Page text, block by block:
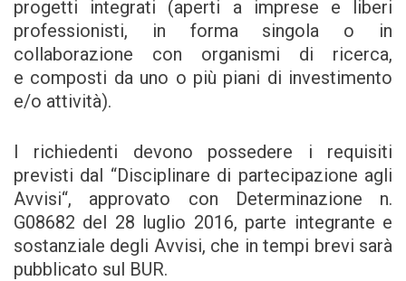
progetti integrati (aperti a imprese e liberi
professionisti, in forma singola o in
collaborazione con organismi di ricerca,
e composti da uno o più piani di investimento
e/o attività).
I richiedenti devono possedere i requisiti
previsti dal “Disciplinare di partecipazione agli
Avvisi“, approvato con Determinazione n.
G08682 del 28 luglio 2016, parte integrante e
sostanziale degli Avvisi, che in tempi brevi sarà
pubblicato sul BUR.